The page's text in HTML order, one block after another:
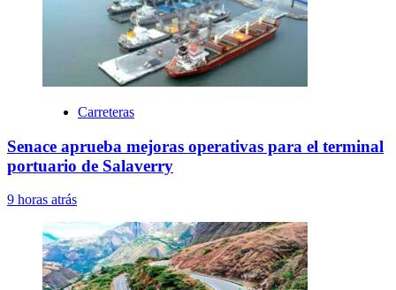
Carreteras
Senace aprueba mejoras operativas para el terminal
portuario de Salaverry
9 horas atrás